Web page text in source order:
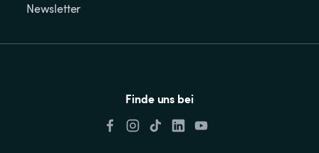
Newsletter
Finde uns bei